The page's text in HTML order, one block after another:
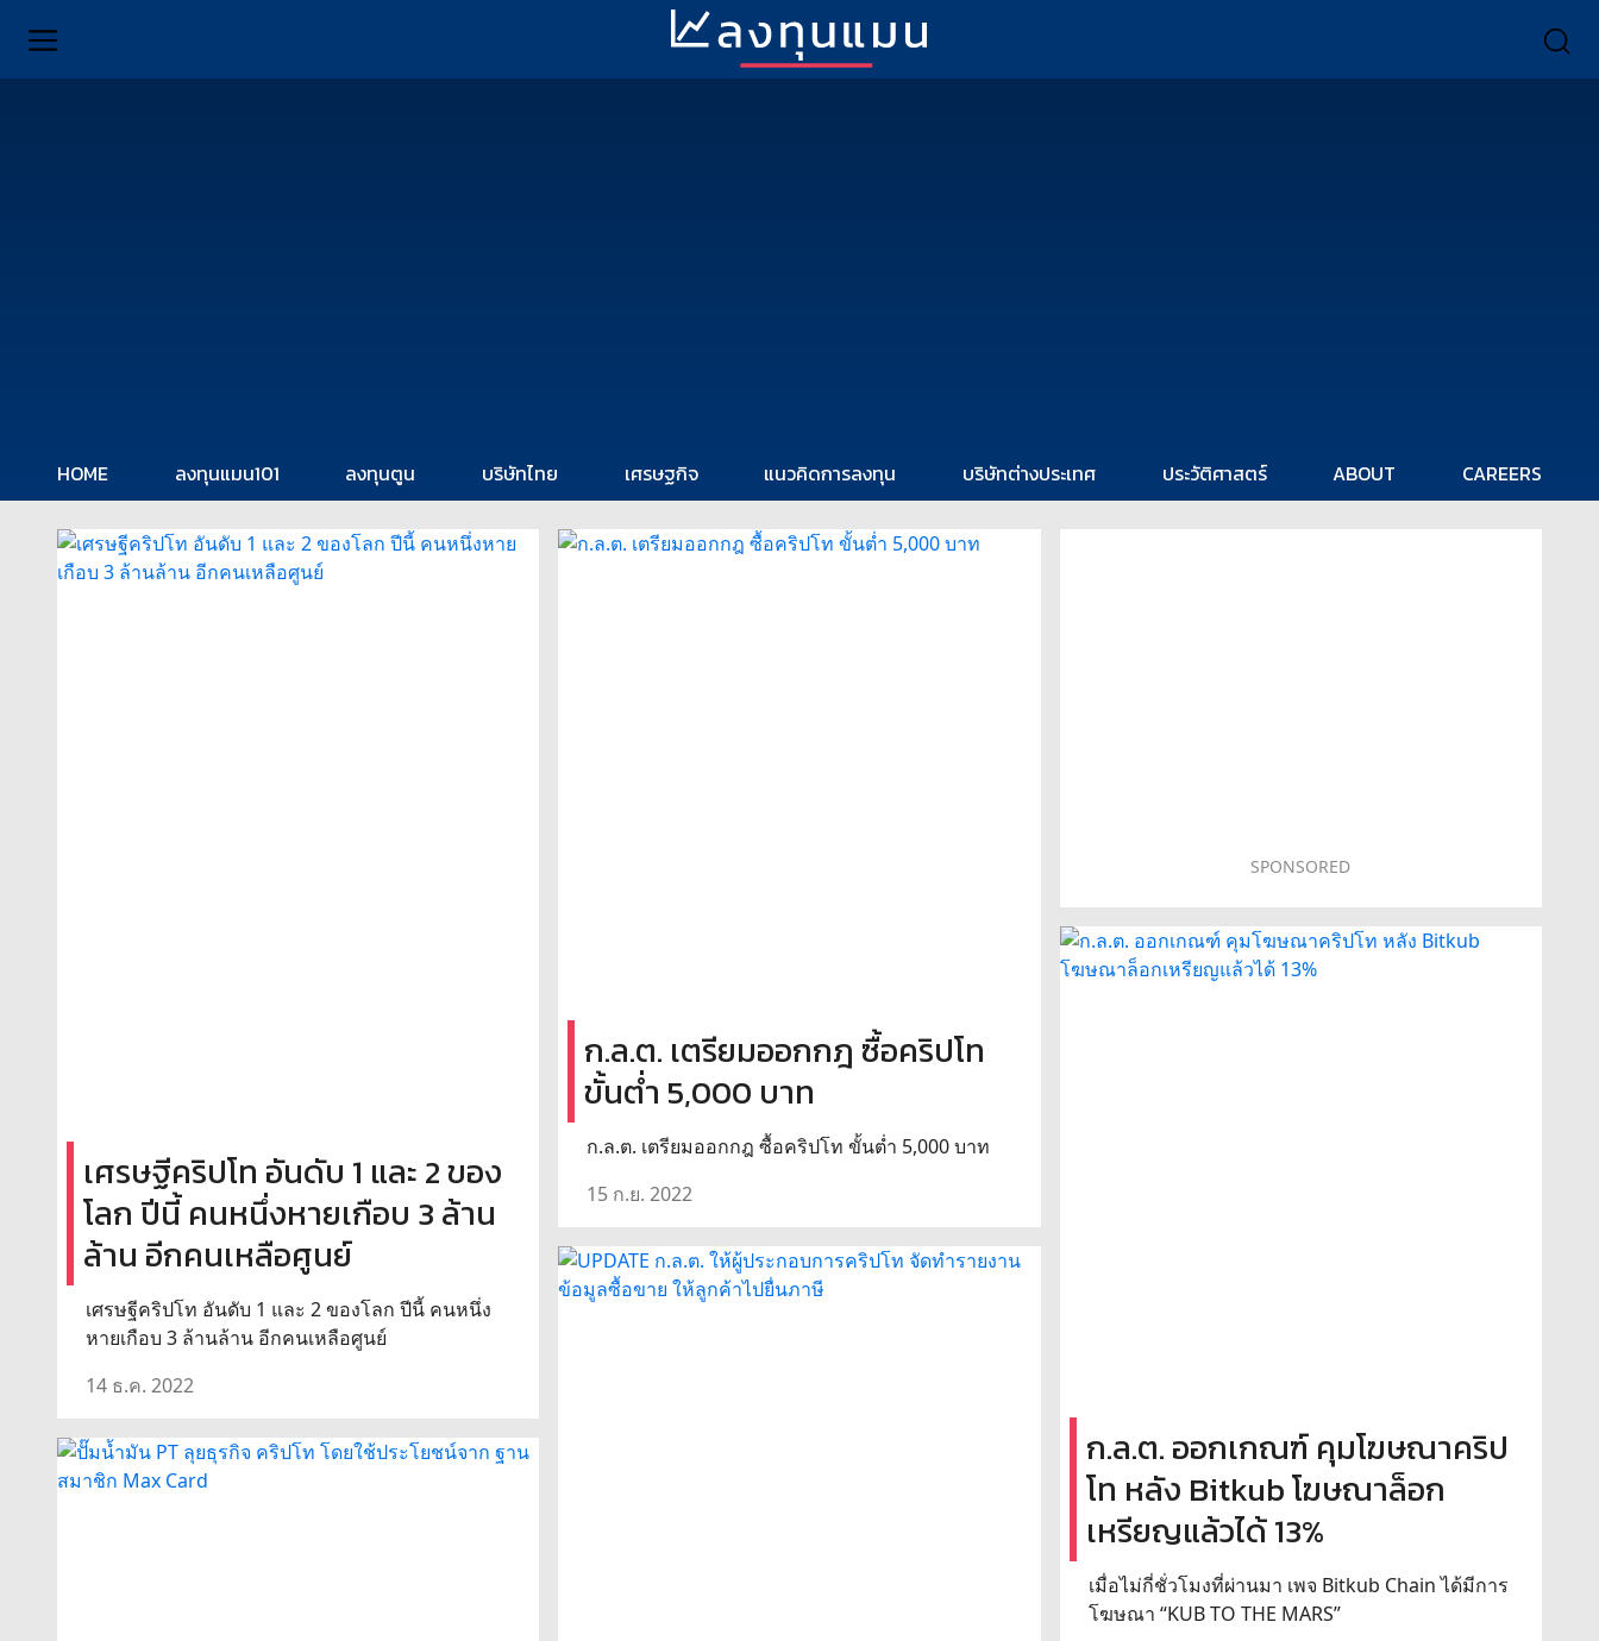
HOME ลงทุนแมน101 ลงทุนตูน บริษัทไทย เศรษฐกิจ แนวคิดการลงทุน บริษัทต่างประเทศ ประวัติศาสตร์ ABOUT CAREERS
เศรษฐีคริปโท อันดับ 1 และ 2 ของ
โลก ปีนี้ คนหนึ่งหายเกือบ 3 ล้าน
ล้าน อีกคนเหลือศูนย์
เศรษฐีคริปโท อันดับ 1 และ 2 ของโลก ปีนี้ คนหนึ่ง
หายเกือบ 3 ล้านล้าน อีกคนเหลือศูนย์
14 ธ.ค. 2022
ก.ล.ต. เตรียมออกกฎ ซื้อคริปโท
ขั้นต่ำ 5,000 บาท
ก.ล.ต. เตรียมออกกฎ ซื้อคริปโท ขั้นต่ำ 5,000 บาท
15 ก.ย. 2022
SPONSORED
ก.ล.ต. ออกเกณฑ์ คุมโฆษณาคริป
โท หลัง Bitkub โฆษณาล็อก
เหรียญแล้วได้ 13%
เมื่อไม่กี่ชั่วโมงที่ผ่านมา เพจ Bitkub Chain ได้มีการ
โฆษณา “KUB TO THE MARS”